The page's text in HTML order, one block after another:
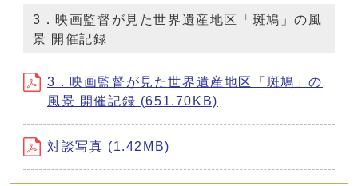
3．映画監督が見た世界遺産地区「斑鳩」の風
景 開催記録
3．映画監督が見た世界遺産地区「斑鳩」の
風景 開催記録 (651.70KB)
対談写真 (1.42MB)